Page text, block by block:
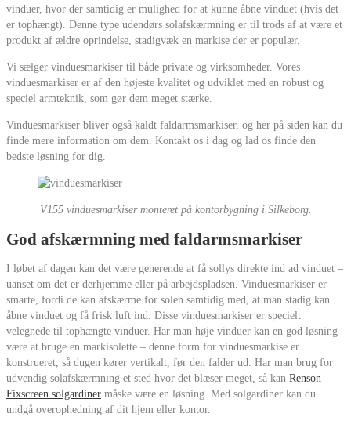
vinduer, hvor der samtidig er mulighed for at kunne åbne vinduet (hvis det
er tophængt). Denne type udendørs solafskærmning er til trods af at være et
produkt af ældre oprindelse, stadigvæk en markise der er populær.
Vi sælger vinduesmarkiser til både private og virksomheder. Vores
vinduesmarkiser er af den højeste kvalitet og udviklet med en robust og
speciel armteknik, som gør dem meget stærke.
Vinduesmarkiser bliver også kaldt faldarmsmarkiser, og her på siden kan du
finde mere information om dem. Kontakt os i dag og lad os finde den
bedste løsning for dig.
V155 vinduesmarkiser monteret på kontorbygning i Silkeborg.
God afskærmning med faldarmsmarkiser
I løbet af dagen kan det være generende at få sollys direkte ind ad vinduet –
uanset om det er derhjemme eller på arbejdspladsen. Vinduesmarkiser er
smarte, fordi de kan afskærme for solen samtidig med, at man stadig kan
åbne vinduet og få frisk luft ind. Disse vinduesmarkiser er specielt
velegnede til tophængte vinduer. Har man høje vinduer kan en god løsning
være at bruge en markisolette – denne form for vinduesmarkise er
konstrueret, så dugen kører vertikalt, før den falder ud. Har man brug for
udvendig solafskærmning et sted hvor det blæser meget, så kan Renson
Fixscreen solgardiner måske være en løsning. Med solgardiner kan du
undgå overophedning af dit hjem eller kontor.